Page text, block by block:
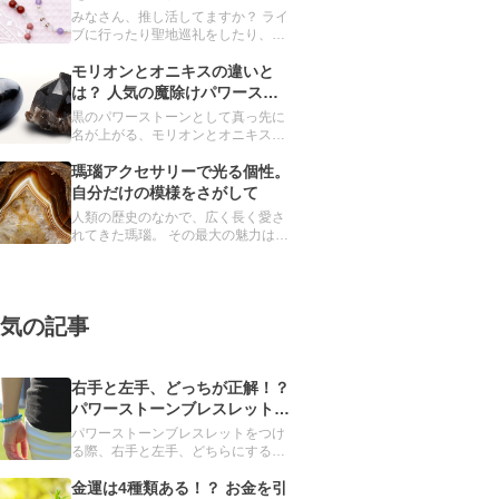
スレット
みなさん、推し活してますか？ ライ
ブに行ったり聖地巡礼をしたり、毎
ッズ集めもその一環です。 実は、パ
スクルのオーダーメイドでも、推し
ブレスレットを簡単につくることが
できるんです。
モリオンとオニキスの違いと
は？ 人気の魔除けパワースト
ーンを深掘り
黒のパワーストーンとして真っ先に
名が上がる、モリオンとオニキス。
が、異なる鉱物とされています。 ど
ちらも魔除け・厄除けの力をもつと
信じられ、パワーストーンブレスレ
ットには欠かせない存在です。
瑪瑙アクセサリーで光る個性。
自分だけの模様をさがして
人類の歴史のなかで、広く長く愛さ
れてきた瑪瑙。 その最大の魅力は、
の記事
右手と左手、どっちが正解！？
パワーストーンブレスレットを
つける手の選び方
パワーストーンブレスレットをつけ
る際、右手と左手、どちらにするか
重要なのは、左右ではなく利き手で
金運は4種類ある！？ お金を引